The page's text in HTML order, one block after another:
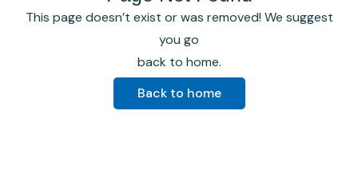
This page doesn’t exist or was removed! We suggest
you go
back to home.
Back to home